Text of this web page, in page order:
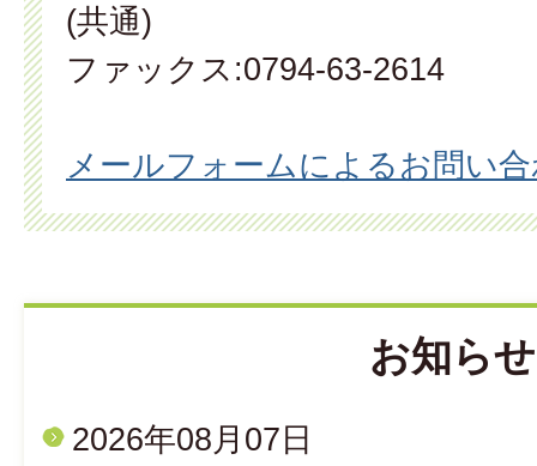
(共通)
ファックス:0794-63-2614
メールフォームによるお問い
お知らせ
2026年08月07日